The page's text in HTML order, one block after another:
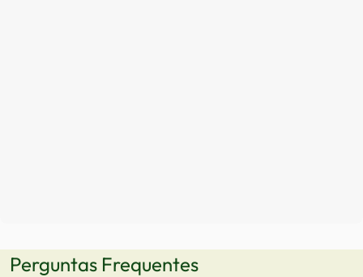
Perguntas Frequentes